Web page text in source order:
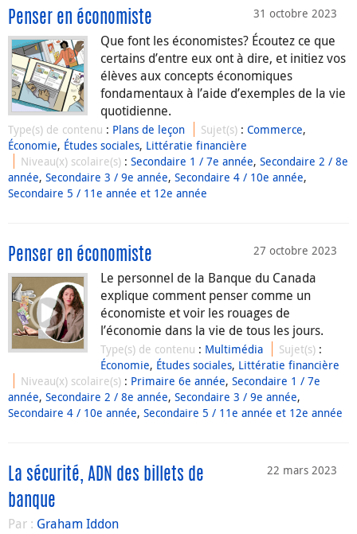
31 octobre 2023
Penser en économiste
Que font les économistes? Écoutez ce que
certains d’entre eux ont à dire, et initiez vos
élèves aux concepts économiques
fondamentaux à l’aide d’exemples de la vie
quotidienne.
Type(s) de contenu : Plans de leçon Sujet(s) :Commerce,
Économie, Études sociales, Littératie financière
Niveau(x) scolaire(s) :Secondaire 1 / 7e année,Secondaire 2 / 8e
année, Secondaire 3 / 9e année, Secondaire 4 / 10e année,
Secondaire 5 / 11e année et 12e année
27 octobre 2023
Penser en économiste
Le personnel de la Banque du Canada
explique comment penser comme un
économiste et voir les rouages de
l’économie dans la vie de tous les jours.
Type(s) de contenu : Multimédia Sujet(s) :
Économie, Études sociales, Littératie financière
Niveau(x) scolaire(s) : Primaire 6e année,Secondaire 1 / 7e
année, Secondaire 2 / 8e année, Secondaire 3 / 9e année,
Secondaire 4 / 10e année, Secondaire 5 / 11e année et 12e année
22 mars 2023
La sécurité, ADN des billets de
banque
Par : Graham Iddon